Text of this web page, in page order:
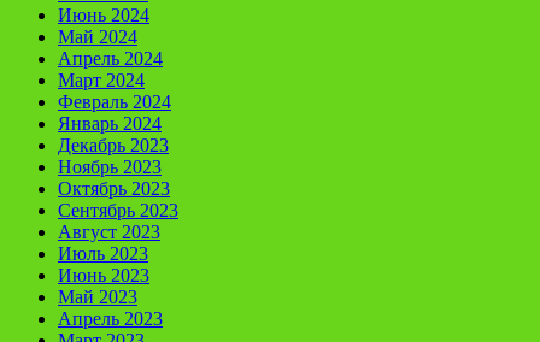
Июнь 2024
Май 2024
Апрель 2024
Март 2024
Февраль 2024
Январь 2024
Декабрь 2023
Ноябрь 2023
Октябрь 2023
Сентябрь 2023
Август 2023
Июль 2023
Июнь 2023
Май 2023
Апрель 2023